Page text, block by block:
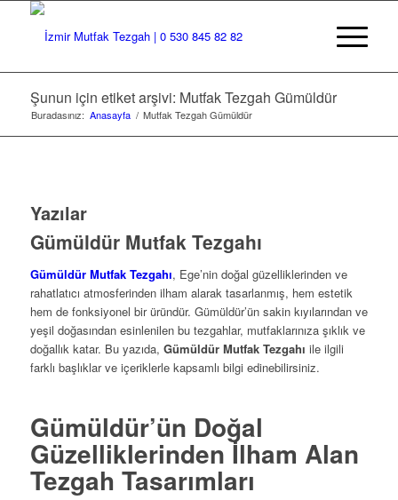
Şunun için etiket arşivi: Mutfak Tezgah Gümüldür
Buradasınız: Anasayfa / Mutfak Tezgah Gümüldür
Yazılar
Gümüldür Mutfak Tezgahı
Gümüldür Mutfak Tezgahı, Ege’nin doğal güzelliklerinden ve
rahatlatıcı atmosferinden ilham alarak tasarlanmış, hem estetik
hem de fonksiyonel bir üründür. Gümüldür’ün sakin kıyılarından ve
yeşil doğasından esinlenilen bu tezgahlar, mutfaklarınıza şıklık ve
doğallık katar. Bu yazıda, Gümüldür Mutfak Tezgahı ile ilgili
farklı başlıklar ve içeriklerle kapsamlı bilgi edinebilirsiniz.
Gümüldür’ün Doğal
Güzelliklerinden İlham Alan
Tezgah Tasarımları